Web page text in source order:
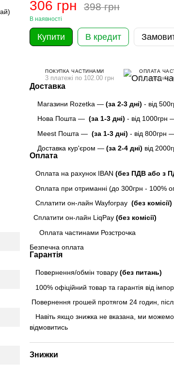
306 грн 398 грн
В наявності
Купити В кредит
ПОКУПКА ЧАСТИНАМИ
3 платежі по 102.00 грн
ОПЛАТА
3 платежі
Доставка
Магазини Rozetka — (за 2-3 дні) - від
Нова Пошта — (за 1-3 дні) - від 1000грн
Meest Пошта — (за 1-3 дні) - від 800грн
Доставка кур'єром — (за 2-4 дні) від
Оплата
Оплата на рахунок IBAN (без ПДВ або з
Оплата при отриманні (до 300грн - 100%
Сплатити он-лайн Wayforpay (без комісії)
Сплатити он-лайн LiqPay (без комісії)
Оплата частинами Розстрочка
Безпечна оплата
Гарантія
Повернення/обмін товару (без питань)
100% офіційний товар та гарантія від
Повернення грошей протягом 24 годин,
Навіть якщо знижка не вказана, ми
відмовитись
Знижки